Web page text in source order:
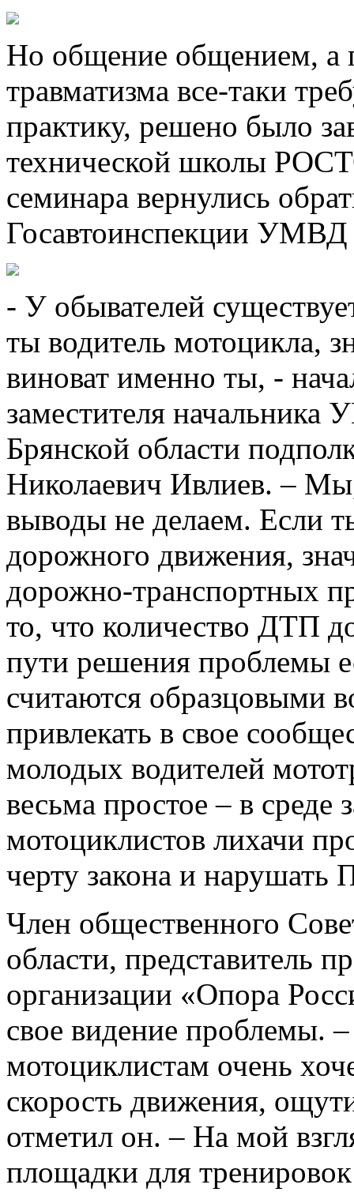
Но общение общением, а
травматизма все-таки
практику, решено было
технической школы
семинара вернулись
Госавтоинспекции УМВД
- У обывателей
ты водитель мотоцикла,
виноват именно ты, -
заместителя
Брянской области
Николаевич Ивлиев. –
выводы не делаем. Если
дорожного движения,
дорожно-транспортных
то, что количество ДТП
пути решения проблемы
считаются образцовыми
привлекать в свое
молодых водителей
весьма простое – в
мотоциклистов лихачи
черту закона и нарушать
Член общественного
области, представитель
организации «Опора
свое видение
мотоциклистам очень
скорость движения,
отметил он. – На мой
площадки для